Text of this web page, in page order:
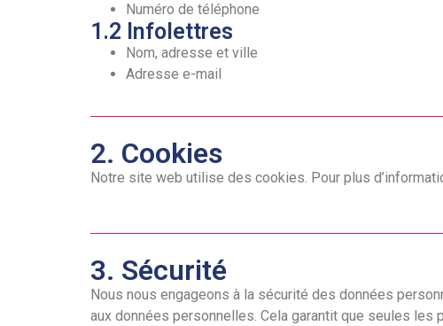
Numéro de téléphone
1.2 Infolettres
Nom, adresse et ville
Adresse e-mail
2. Cookies
Notre site web utilise des cookies. Pour plus
3. Sécurité
Nous nous engageons à la sécurité des données
aux données personnelles. Cela garantit que seules